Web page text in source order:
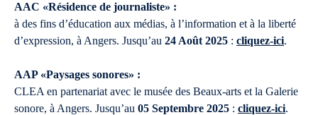
AAC «Résidence de journaliste» :
à des fins d’éducation aux médias, à l’information et à la liberté
d’expression, à Angers. Jusqu’au 24 Août 2025 : cliquez-ici.
AAP «Paysages sonores» :
CLEA en partenariat avec le musée des Beaux-arts et la Galerie
sonore, à Angers. Jusqu’au 05 Septembre 2025 : cliquez-ici.